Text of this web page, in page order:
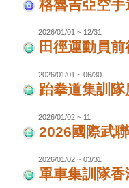
格魯吉亞空
2026/01/01 ~ 12/31
田徑運動員
2026/01/01 ~ 06/30
跆拳道集訓
2026/01/02 ~ 11
2026國際武
2026/01/02 ~ 03/31
單車集訓隊